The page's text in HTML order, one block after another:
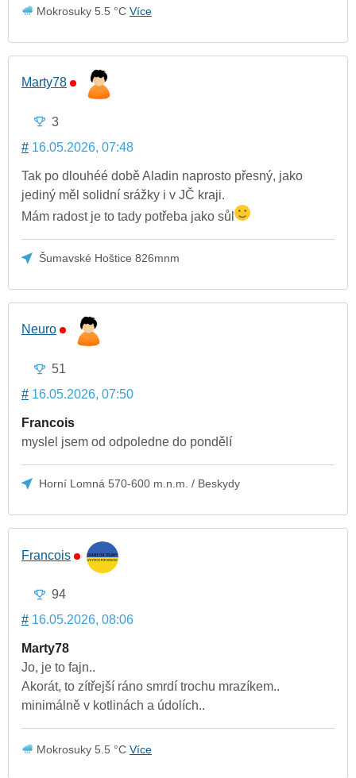
Mokrosuky 5.5 °C Více
Marty78
3
# 16.05.2026, 07:48
Tak po dlouhéé době Aladin naprosto přesný, jako
jediný měl solidní srážky i v JČ kraji.
Mám radost je to tady potřeba jako sůl
Šumavské Hoštice 826mnm
Neuro
51
# 16.05.2026, 07:50
Francois
myslel jsem od odpoledne do pondělí
Horní Lomná 570-600 m.n.m. / Beskydy
Francois
94
# 16.05.2026, 08:06
Marty78
Jo, je to fajn..
Akorát, to zítřejší ráno smrdí trochu mrazíkem..
minimálně v kotlinách a údolích..
Mokrosuky 5.5 °C Více